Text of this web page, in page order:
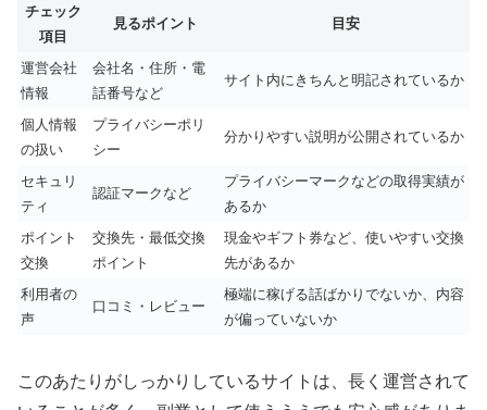
チェック
項目
見るポイント 目安
運営会社
情報
会社名・住所・電
話番号など
サイト内にきちんと明記されているか
個人情報
の扱い
プライバシーポリ
シー
分かりやすい説明が公開されているか
セキュリ
ティ
認証マークなど
プライバシーマークなどの取得実績が
あるか
ポイント
交換
交換先・最低交換
ポイント
現金やギフト券など、使いやすい交換
先があるか
利用者の
声
口コミ・レビュー
極端に稼げる話ばかりでないか、内容
が偏っていないか
このあたりがしっかりしているサイトは、長く運営されて